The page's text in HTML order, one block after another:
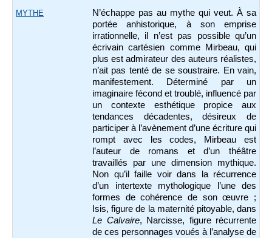
MYTHE
N’échappe pas au mythe qui veut. À sa
portée anhistorique, à son emprise
irrationnelle, il n’est pas possible qu’un
écrivain cartésien comme Mirbeau, qui
plus est admirateur des auteurs réalistes,
n’ait pas tenté de se soustraire. En vain,
manifestement. Déterminé par un
imaginaire fécond et troublé, influencé par
un contexte esthétique propice aux
tendances décadentes, désireux de
participer à l’avènement d’une écriture qui
rompt avec les codes, Mirbeau est
l’auteur de romans et d’un théâtre
travaillés par une dimension mythique.
Non qu’il faille voir dans la récurrence
d’un intertexte mythologique l’une des
formes de cohérence de son œuvre ;
Isis, figure de la maternité pitoyable, dans
Le Calvaire, Narcisse, figure récurrente
de ces personnages voués à l’analyse de